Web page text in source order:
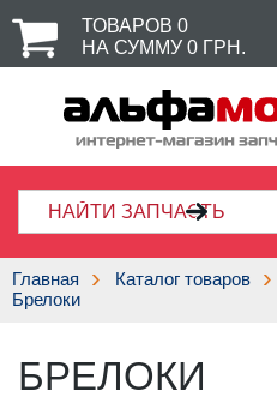
ТОВАРОВ 0
НА СУММУ 0 ГРН.
Главная Каталог товаров
Брелоки
БРЕЛОКИ